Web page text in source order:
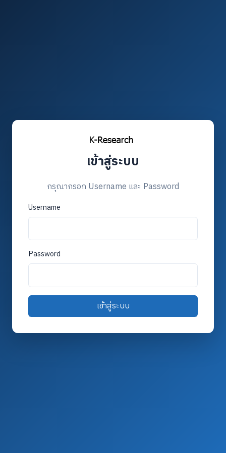
เข้าสู่ระบบ
กรุณากรอก Username และ Password
Username
Password
เข้าสู่ระบบ